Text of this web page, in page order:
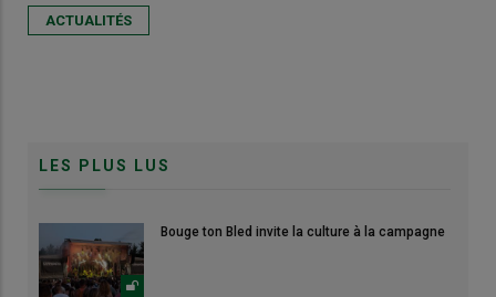
ACTUALITÉS
LES PLUS LUS
Bouge ton Bled invite la culture à la campagne